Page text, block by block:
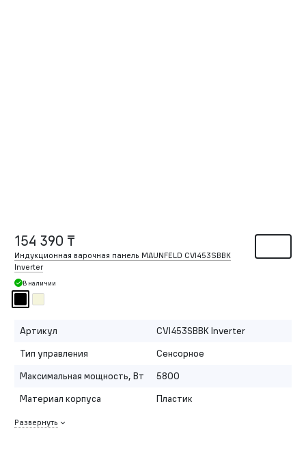
154 390 ₸
Индукционная варочная панель MAUNFELD CVI453SBBK
Inverter
В наличии
Артикул
CVI453SBBK Inverter
Тип управления
Сенсорное
Максимальная мощность, Вт
5800
Материал корпуса
Пластик
Развернуть